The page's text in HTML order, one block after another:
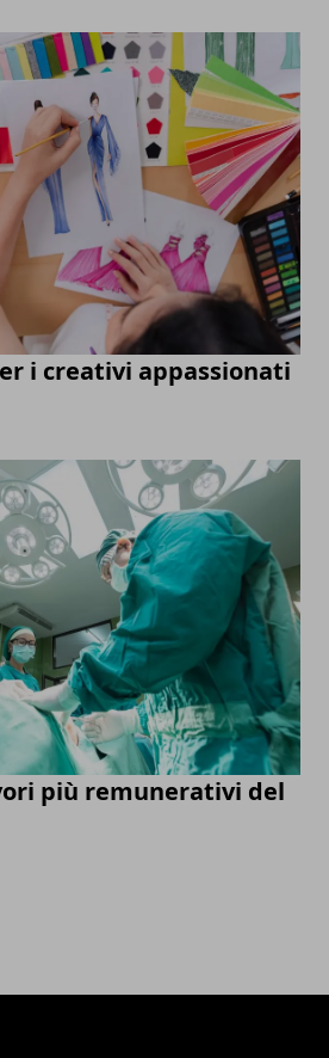
i creativi appassionati
più remunerativi del